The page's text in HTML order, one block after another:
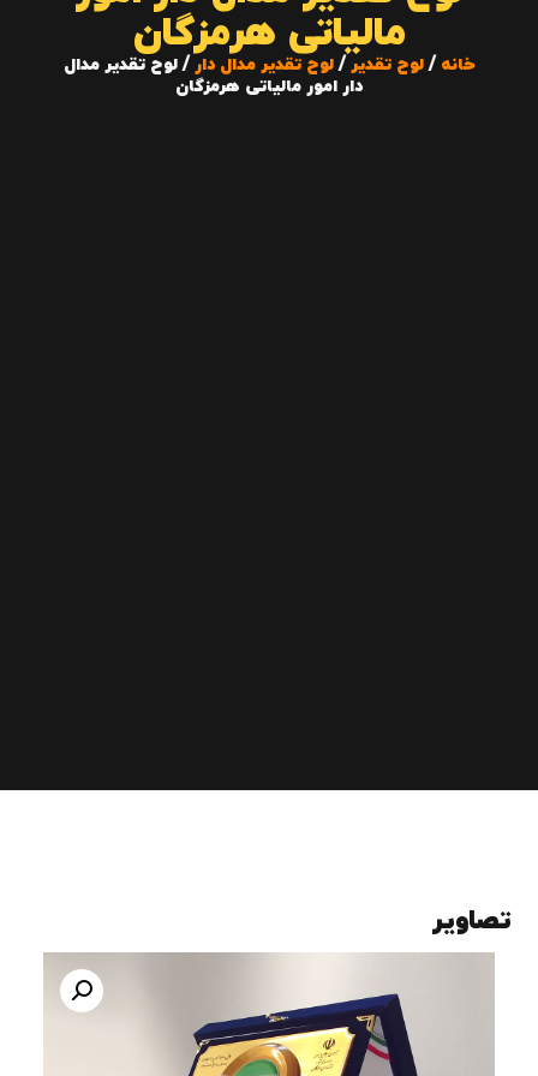
مالیاتی هرمزگان
خانه /لوح تقدیر /لوح تقدیر مدال دار / لوح تقدیر مدال
دار امور مالیاتی هرمزگان
تصاویر